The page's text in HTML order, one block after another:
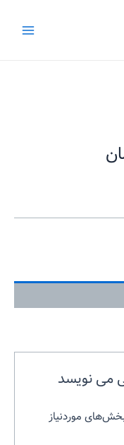
Menu
می نویسد
موردنیاز